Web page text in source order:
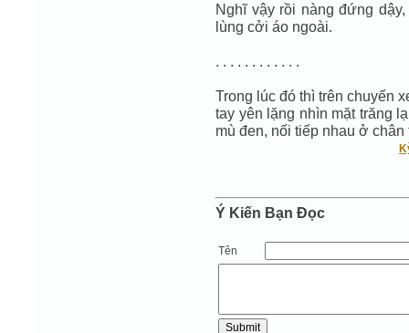
Nghĩ vậy rồi nàng đứng
lùng cởi áo ngoài.
. . . . . . . . . . . .
Trong lúc đó thì trên chuyến
tay yên lặng nhìn mặt trăng
mù đen, nối tiếp nhau ở chân
Ý Kiến Bạn Ðọc
Tên